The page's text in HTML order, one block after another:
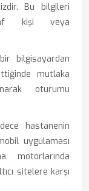
Bu bilgileri
kişi veya
bir bilgisayardan
mutlaka
oturumu
hastanenin
uygulaması
motorlarında
sitelere karşı